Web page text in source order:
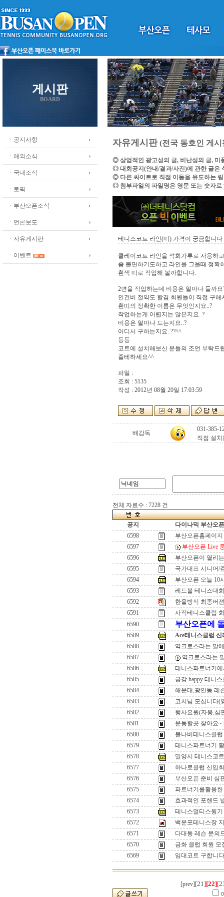
게시판
BOARD
ㆍ공지사항
ㆍ해외소식
ㆍ국내소식
ㆍ토픽
ㆍ부산오픈소식
ㆍ언론보도
ㆍ자유게시판
ㆍ이벤트
자유게시판(전국 동호인 게시
◎ 상업적인 광고성의 글, 비난성의 글, 미
◎ 대회공지(안내/결과/사진)에 관한 글은
◎ 다른 싸이트로 직접 이동을 유도하는
◎ 첨부파일의 파일명은 영문 또는 숫자로
테니스코트 라인(띠) 가격이 궁금합니다
클레이코트 라인을 석회가루로 사용하
좀 불편하기도하고 라인을 그을때 정확
흰색 띠로 작업해 볼까합니다.
2면을 작업하는데 비용은 얼마나 들까요
인건비 절약도 할겸 회원들이 직접 구해
흰띠의 정확한 이름은 무엇인지요..?
작업하는게 어렵지는 않은지요..?
비용은 얼마나 드는지요..?
어디서 구하는지요..??^^
등등
코트에 설치해보신 분들의 조언 부탁드
즐테하세요^^
파일 :
조회 : 5135
작성 : 2012년 08월 20일 17:03:59
배감독
031-385-
직접 설
전체 자료수 : 7228 건
공지
다이나믹 부산오
6598
부산오픈홈페이
6597
부산오픈 Live
6596
부산오픈이 열리
6595
국가대표 시니어/
6594
부산오픈 오늘 10
6593
레드볼 테니스대
6592
한울방식 최종버
6591
사직테니스클럽
6590
부산오픈에
6589
Ace테니스클럽
6588
역크로스라는 말
6587
역크로스라는
6586
테니스파트너기
6585
금강 happy 테니
6584
해운대,광안동 레
6583
코치님 모십니다(
6582
행사요원(자봉,심
6581
운동할곳 찾아요~
6580
불나비테니스클
6579
테니스파트너기
6578
밀양시 테니스코
6577
하나로클럽 신입
6576
부산오픈 준비 심
6575
파트너기를활용
6574
효과적인 포핸드
6573
테니스멀티스윙
6572
백운포테니스장
6571
다대동 레슨 문의
6570
금화 클럽 회원 모
6569
임대코트 구합니
[prev] [21][22]